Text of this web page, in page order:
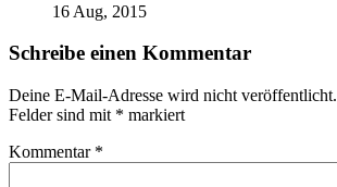
16 Aug, 2015
Schreibe einen Kommentar
Deine E-Mail-Adresse wird nicht veröffentlicht.
Felder sind mit * markiert
Kommentar *